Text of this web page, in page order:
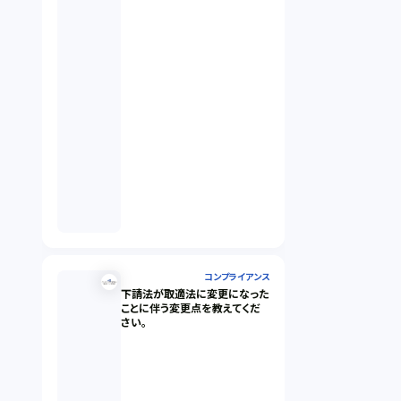
コンプライアンス
下請法が取適法に変更になった
ことに伴う変更点を教えてくだ
さい。